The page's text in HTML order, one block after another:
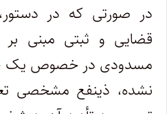
در صورتی که در
قضایی و ثبتی مبنی بر
مسدودی در خصوص یک
نشده، ذینفع مشخصی